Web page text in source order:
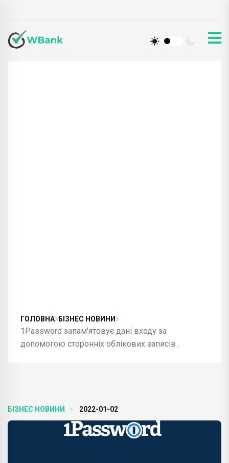
ГОЛОВНА БІЗНЕС НОВИНИ
1Password запам'ятовує дані входу за
допомогою сторонніх облікових записів .
БІЗНЕС НОВИНИ 2022-01-02